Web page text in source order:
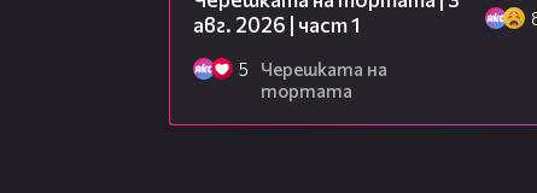
авг. 2026 | част 1
5
Черешката на
тортата